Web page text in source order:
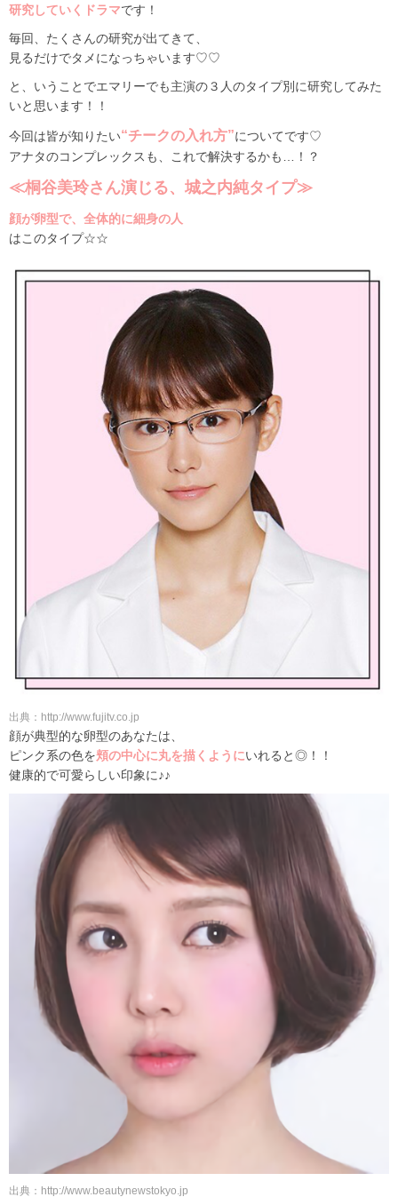
研究していくドラマです！
毎回、たくさんの研究が出てきて、
見るだけでタメになっちゃいます♡♡
と、いうことでエマリーでも主演の３人のタイプ別に研究してみた
いと思います！！
今回は皆が知りたい“チークの入れ方”についてです♡
アナタのコンプレックスも、これで解決するかも…！？
≪桐谷美玲さん演じる、城之内純タイプ≫
顔が卵型で、全体的に細身の人
はこのタイプ☆☆
出典：http://www.fujitv.co.jp
顔が典型的な卵型のあなたは、
ピンク系の色を頬の中心に丸を描くようにいれると◎！！
健康的で可愛らしい印象に♪♪
出典：http://www.beautynewstokyo.jp